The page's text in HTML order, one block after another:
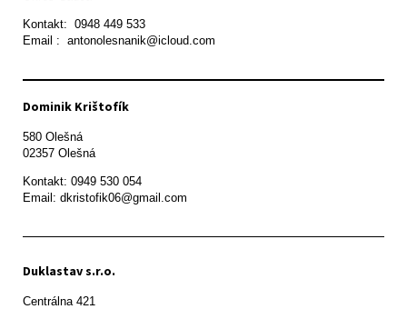
Kontakt:  0948 449 533
Email :  antonolesnanik@icloud.com
Dominik Krištofík
580 Olešná
Kontakt: 0949 530 054
Email: dkristofik06@gmail.com
Duklastav s.r.o.
Centrálna 421